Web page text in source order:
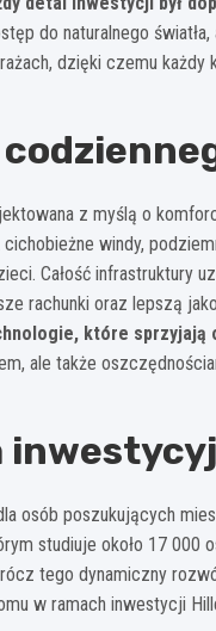
do naturalnego
dzięki czemu
z myślą o
windy,
Całość infrastruktury
rachunki oraz lepszą
które sprzyjają
ale także
osób poszukujących
studiuje około 17 000
tego dynamiczny
w ramach inwestycji